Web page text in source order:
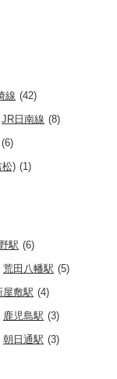
線 (42)
JR日南線 (8)
(6)
松) (1)
駅 (6)
荒田八幡駅 (5)
屋敷駅 (4)
鹿児島駅 (3)
朝日通駅 (3)